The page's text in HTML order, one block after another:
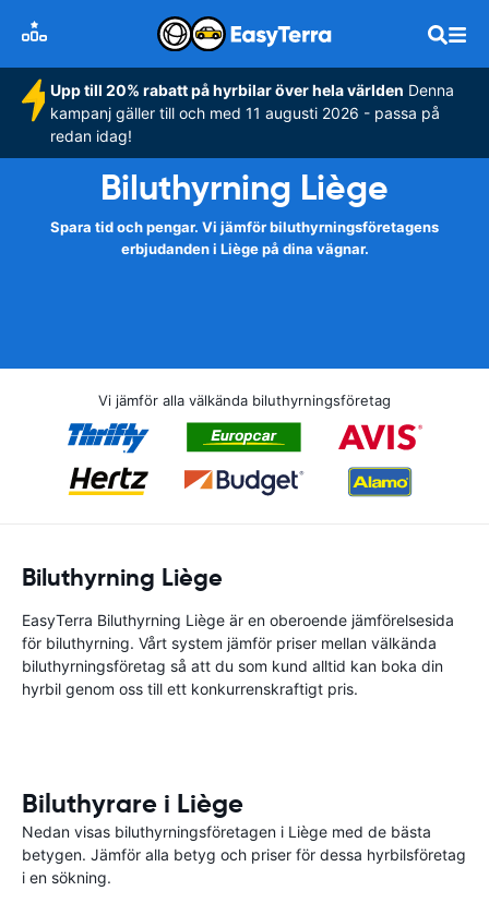
Upp till 20% rabatt på hyrbilar över hela världen Denna
kampanj gäller till och med 11 augusti 2026 - passa på
redan idag!
Biluthyrning Liège
Spara tid och pengar. Vi jämför biluthyrningsföretagens
erbjudanden i Liège på dina vägnar.
Vi jämför alla välkända biluthyrningsföretag
Biluthyrning Liège
EasyTerra Biluthyrning Liège är en oberoende jämförelsesida
för biluthyrning. Vårt system jämför priser mellan välkända
biluthyrningsföretag så att du som kund alltid kan boka din
hyrbil genom oss till ett konkurrenskraftigt pris.
Biluthyrare i Liège
Nedan visas biluthyrningsföretagen i Liège med de bästa
betygen. Jämför alla betyg och priser för dessa hyrbilsföretag
i en sökning.